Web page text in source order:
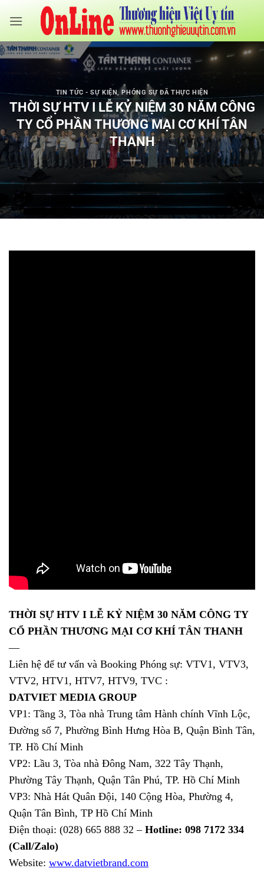
qua
dung
TIN TỨC - SỰ KIỆN,PHÓNG SỰ ĐÃ THỰC HIỆN
THỜI SỰ HTV I LỄ KỶ NIỆM 30 NĂM CÔNG
TY CỔ PHẦN THƯƠNG MẠI CƠ KHÍ TÂN
THANH
THỜI SỰ HTV I LỄ KỶ NIỆM 30 NĂM CÔNG TY
CỔ PHẦN THƯƠNG MẠI CƠ KHÍ TÂN THANH
—
Liên hệ để tư vấn và Booking Phóng sự: VTV1, VTV3,
VTV2, HTV1, HTV7, HTV9, TVC :
DATVIET MEDIA GROUP
VP1: Tầng 3, Tòa nhà Trung tâm Hành chính Vĩnh Lộc,
Đường số 7, Phường Bình Hưng Hòa B, Quận Bình Tân,
TP. Hồ Chí Minh
VP2: Lầu 3, Tòa nhà Đông Nam, 322 Tây Thạnh,
Phường Tây Thạnh, Quận Tân Phú, TP. Hồ Chí Minh
VP3: Nhà Hát Quân Đội, 140 Cộng Hòa, Phường 4,
Quận Tân Bình, TP Hồ Chí Minh
Điện thoại: (028) 665 888 32 – Hotline: 098 7172 334
(Call/Zalo)
Website: www.datvietbrand.com